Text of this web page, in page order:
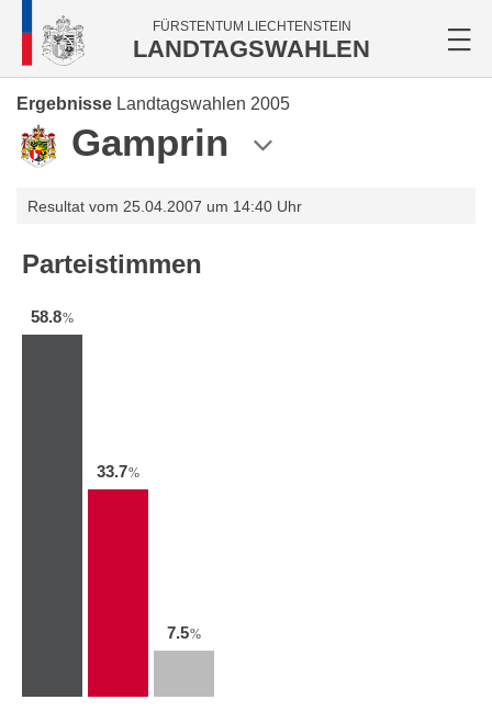
FÜRSTENTUM LIECHTENSTEIN
LANDTAGSWAHLEN
Ergebnisse Landtagswahlen 2005
Gamprin
Resultat vom 25.04.2007 um 14:40 Uhr
Parteistimmen
58.8%
33.7%
7.5%